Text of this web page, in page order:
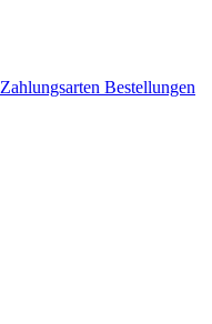
Zahlungsarten Bestellungen